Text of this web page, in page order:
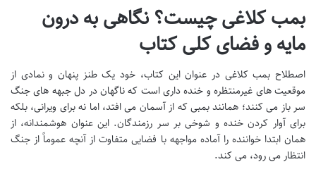
بمب کلاغی چیست؟ نگاهی به درون
مایه و فضای کلی کتاب
اصطلاح بمب کلاغی در عنوان این کتاب، خود یک طنز پنهان و نمادی از
موقعیت های غیرمنتظره و خنده داری است که ناگهان در دل جبهه های جنگ
سر باز می کنند؛ همانند بمبی که از آسمان می افتد، اما نه برای ویرانی، بلکه
برای آوار کردن خنده و شوخی بر سر رزمندگان. این عنوان هوشمندانه، از
همان ابتدا خواننده را آماده مواجهه با فضایی متفاوت از آنچه عموماً از جنگ
انتظار می رود، می کند.